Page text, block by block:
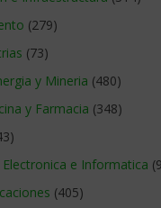
(279)
(73)
y Mineria (480)
y Farmacia (348)
e Informatica
(405)